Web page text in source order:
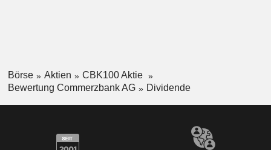
Börse Aktien
CBK100 Aktie
Bewertung Commerzbank AG
Dividende